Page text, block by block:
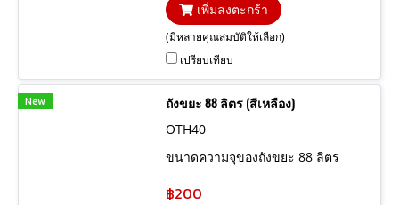
เพิ่มลงตะกร้า
(มีหลายคุณสมบัติให้เลือก)
เปรียบเทียบ
New
ถังขยะ 88 ลิตร (สีเหลือง)
OTH40
ขนาดความจุของถังขยะ 88 ลิตร
฿200